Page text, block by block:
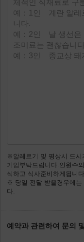
※알레르기 및 평상시 드시
기입부탁드립니다.인원수
식하고 식사준비하게됩니다.
※ 당일 전달 받을경우에는
다.
예약과 관련하여 문의